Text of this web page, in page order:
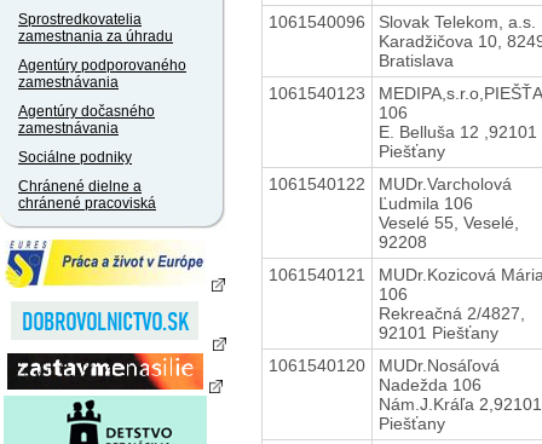
Sprostredkovatelia
zamestnania za úhradu
Agentúry podporovaného
zamestnávania
Agentúry dočasného
zamestnávania
Sociálne podniky
Chránené dielne a
chránené pracoviská
1061540096
Slovak Telekom, a.s.
Karadžičova 10,
Bratislava
1061540123
106
E. Belluša 12 ,92101
Piešťany
1061540122
MUDr.Varcholová
Ľudmila 106
Veselé 55, Veselé,
92208
1061540121
MUDr.Kozicová
106
Rekreačná 2/4827,
92101 Piešťany
1061540120
MUDr.Nosáľová
Nadežda 106
Nám.J.Kráľa 2,92101
Piešťany